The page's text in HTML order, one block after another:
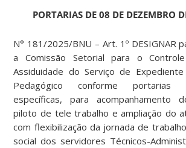
PORTARIAS DE 08 DE DEZEMBRO
N° 181/2025/BNU – Art. 1º DESIGNAR
a Comissão Setorial para o
Assiduidade do Serviço de
Pedagógico conforme portarias
específicas, para acompanhamento
piloto de tele trabalho e ampliação do
com flexibilização da jornada de
social dos servidores Técnicos-